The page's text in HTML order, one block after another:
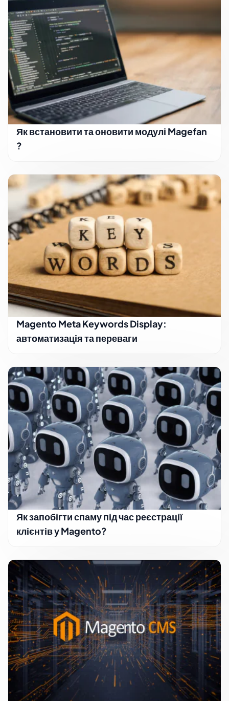
Як встановити та оновити модулі Magefan
?
Magento Meta Keywords Display:
автоматизація та переваги
Як запобігти спаму під час реєстрації
клієнтів у Magento?